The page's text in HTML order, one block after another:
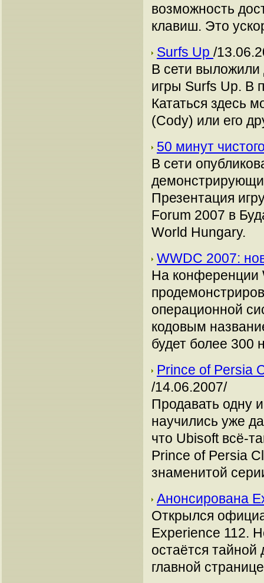
возможность
клавиш. Это
Surfs Up /
В сети
игры Surfs Up. В
Кататься здесь
(Cody) или его
50 минут
В сети
Презентация
Forum 2007 в
World Hungary.
WWDC 2007:
На конференции
операционной
кодовым
будет более 300
Prince of Persia
/14.06.2007/
Продавать одну
научились уже
что Ubisoft всё-
Prince of Persia
знаменитой
Анонсирована
Открылся
Experience 112.
остаётся
главной